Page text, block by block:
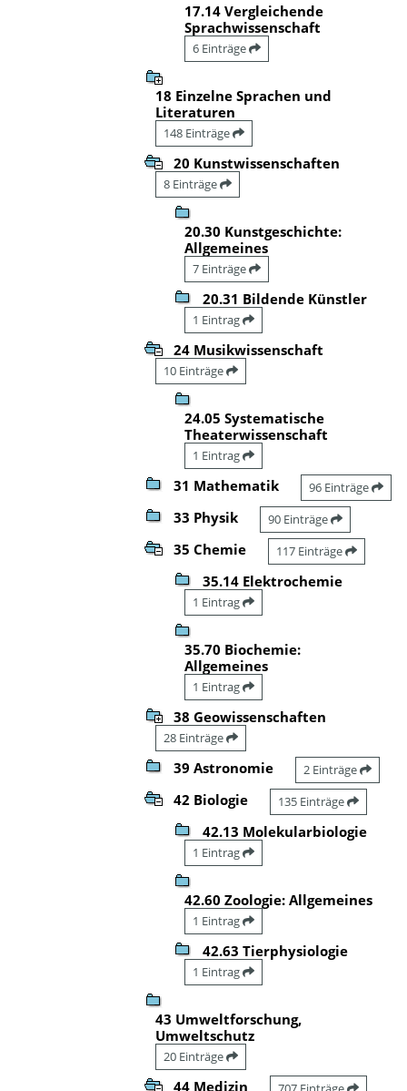
17.14 Vergleichende
Sprachwissenschaft
6 Einträge
18 Einzelne Sprachen und
Literaturen
148 Einträge
20 Kunstwissenschaften
8 Einträge
20.30 Kunstgeschichte:
Allgemeines
7 Einträge
20.31 Bildende Künstler
1 Eintrag
24 Musikwissenschaft
10 Einträge
24.05 Systematische
Theaterwissenschaft
1 Eintrag
31 Mathematik 96 Einträge
33 Physik 90 Einträge
35 Chemie 117 Einträge
35.14 Elektrochemie
1 Eintrag
35.70 Biochemie:
Allgemeines
1 Eintrag
38 Geowissenschaften
28 Einträge
39 Astronomie 2 Einträge
42 Biologie 135 Einträge
42.13 Molekularbiologie
1 Eintrag
42.60 Zoologie: Allgemeines
1 Eintrag
42.63 Tierphysiologie
1 Eintrag
43 Umweltforschung,
Umweltschutz
20 Einträge
44 Medizin